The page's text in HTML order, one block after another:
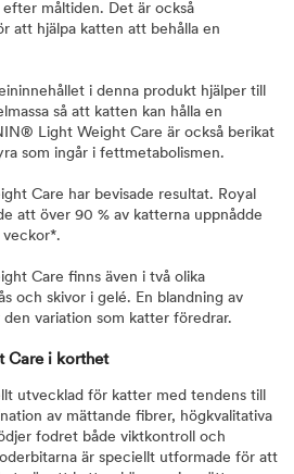
måltiden. Det är också
att hjälpa katten att behålla en
i denna produkt hjälper till
så att katten kan hålla en
Light Weight Care är också berikat
som ingår i fettmetabolismen.
Care har bevisade resultat. Royal
att över 90 % av katterna uppnådde
veckor*.
Care finns även i två olika
och skivor i gelé. En blandning av
variation som katter föredrar.
Care i korthet
utvecklad för katter med tendens till
av mättande fibrer, högkvalitativa
fodret både viktkontroll och
är speciellt utformade för att